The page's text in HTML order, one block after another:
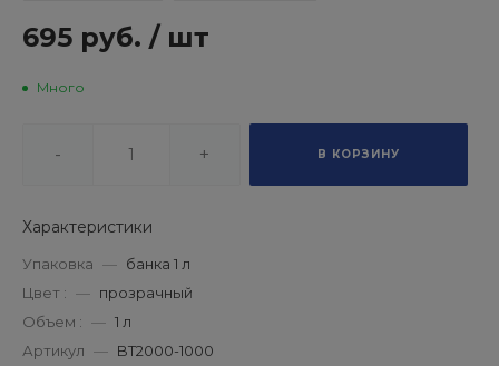
695 руб. / шт
Много
- + В КОРЗИНУ
Характеристики
Упаковка — банка 1 л
Цвет : — прозрачный
Объем : — 1 л
Артикул — BT2000-1000